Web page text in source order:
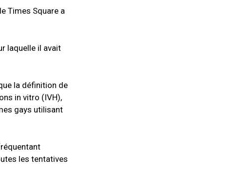
Times Square a
laquelle il avait
la définition de
in vitro (IVH),
gays utilisant
les tentatives